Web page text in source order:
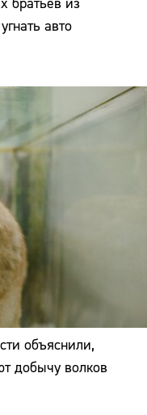
братьев из
авто
объяснили,
добычу волков